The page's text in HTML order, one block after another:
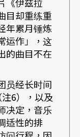
Gergieva，世
权威），葛济
了他艺术上的
悉自己未来十
人能有的特
目却重练重
年累月锤炼
运作」，这
的曲目不在
员经长时间
6），以及
决定，音乐
适性的排